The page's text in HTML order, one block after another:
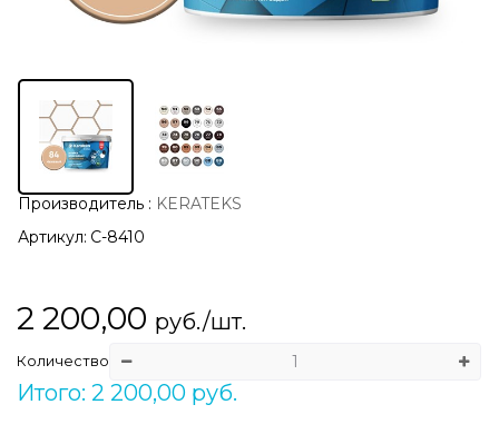
Производитель : KERATEKS
Артикул: С-8410
2 200,00 руб./шт.
Количество
Итого: 2 200,00 руб.